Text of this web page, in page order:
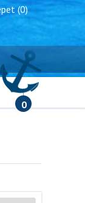
(0)
0